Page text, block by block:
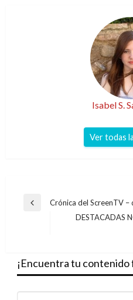
Isabel S.
Ver todas
Navegación
Entrada
Crónica del ScreenTV –
DESTACADAS
¡Encuentra tu